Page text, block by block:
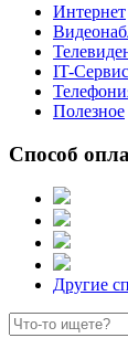
Интернет
IT-Сервис
Полезное
Способ
Другие